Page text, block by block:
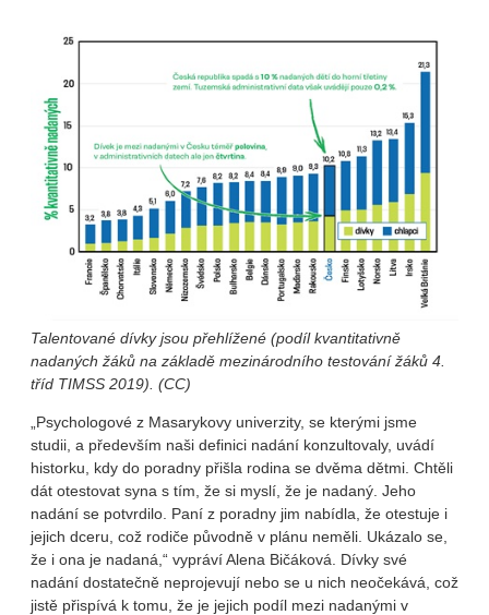
Talentované dívky jsou přehlížené (podíl kvantitativně
nadaných žáků na základě mezinárodního testování žáků 4.
tříd TIMSS 2019). (CC)
„Psychologové z Masarykovy univerzity, se kterými jsme
studii, a především naši definici nadání konzultovaly, uvádí
historku, kdy do poradny přišla rodina se dvěma dětmi. Chtěli
dát otestovat syna s tím, že si myslí, že je nadaný. Jeho
nadání se potvrdilo. Paní z poradny jim nabídla, že otestuje i
jejich dceru, což rodiče původně v plánu neměli. Ukázalo se,
že i ona je nadaná,“ vypráví Alena Bičáková. Dívky své
nadání dostatečně neprojevují nebo se u nich neočekává, což
jistě přispívá k tomu, že je jejich podíl mezi nadanými v